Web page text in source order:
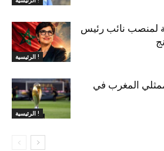
الرئيسية !
لمنصب نائب رئيس
الرئيسية !
المغرب في